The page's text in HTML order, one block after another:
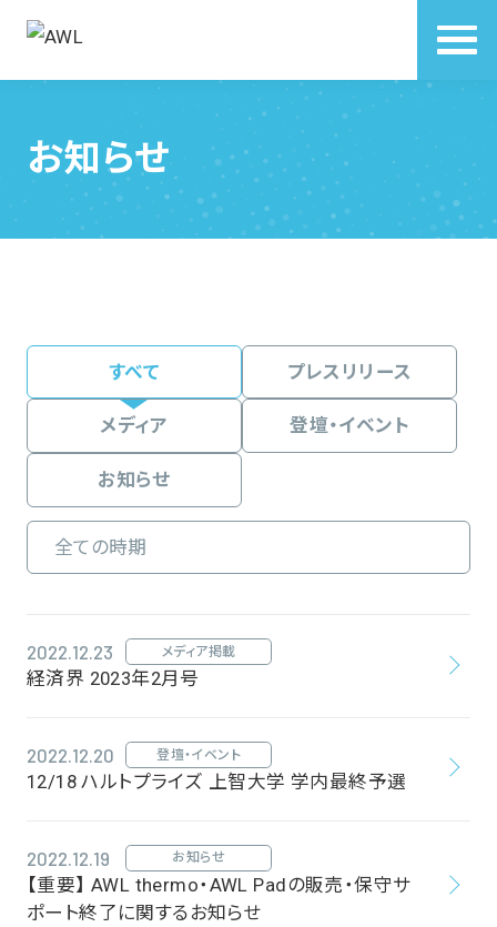
お知らせ
すべて プレスリリース
メディア 登壇・イベント
お知らせ
2022.12.23 メディア掲載
経済界 2023年2月号
2022.12.20 登壇・イベント
12/18 ハルトプライズ 上智大学 学内最終予選
2022.12.19 お知らせ
【重要】 AWL thermo・AWL Padの販売・保守サ
ポート終了に関するお知らせ